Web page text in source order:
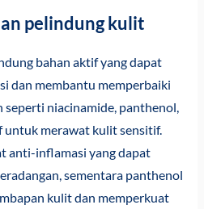
pelindung kulit
bahan aktif yang dapat
dan membantu memperbaiki
seperti niacinamide, panthenol,
untuk merawat kulit sensitif.
anti-inflamasi yang dapat
sementara panthenol
kulit dan memperkuat